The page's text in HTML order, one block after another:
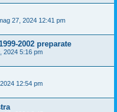
27, 2024 12:41 pm
2002 preparate
2024 5:16 pm
12:54 pm